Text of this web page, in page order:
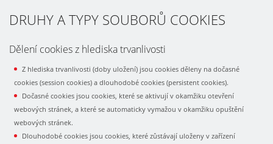
DRUHY A TYPY SOUBORŮ COOKIES
Dělení cookies z hlediska trvanlivosti
Z hlediska trvanlivosti (doby uložení) jsou cookies děleny na dočasné
cookies (session cookies) a dlouhodobé cookies (persistent cookies).
Dočasné cookies jsou cookies, které se aktivují v okamžiku otevření
webových stránek, a které se automaticky vymažou v okamžiku opuštění
webových stránek.
Dlouhodobé cookies jsou cookies, které zůstávají uloženy v zařízení